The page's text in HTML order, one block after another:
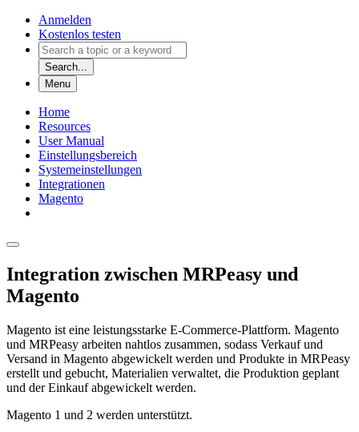
Anmelden
Kostenlos testen
Search...
Menu
Home
Resources
User Manual
Einstellungsbereich
Systemeinstellungen
Integrationen
Magento
Integration zwischen MRPeasy und
Magento
Magento ist eine leistungsstarke E-Commerce-Plattform. Magento
und MRPeasy arbeiten nahtlos zusammen, sodass Verkauf und
Versand in Magento abgewickelt werden und Produkte in MRPeasy
erstellt und gebucht, Materialien verwaltet, die Produktion geplant
und der Einkauf abgewickelt werden.
Magento 1 und 2 werden unterstützt.